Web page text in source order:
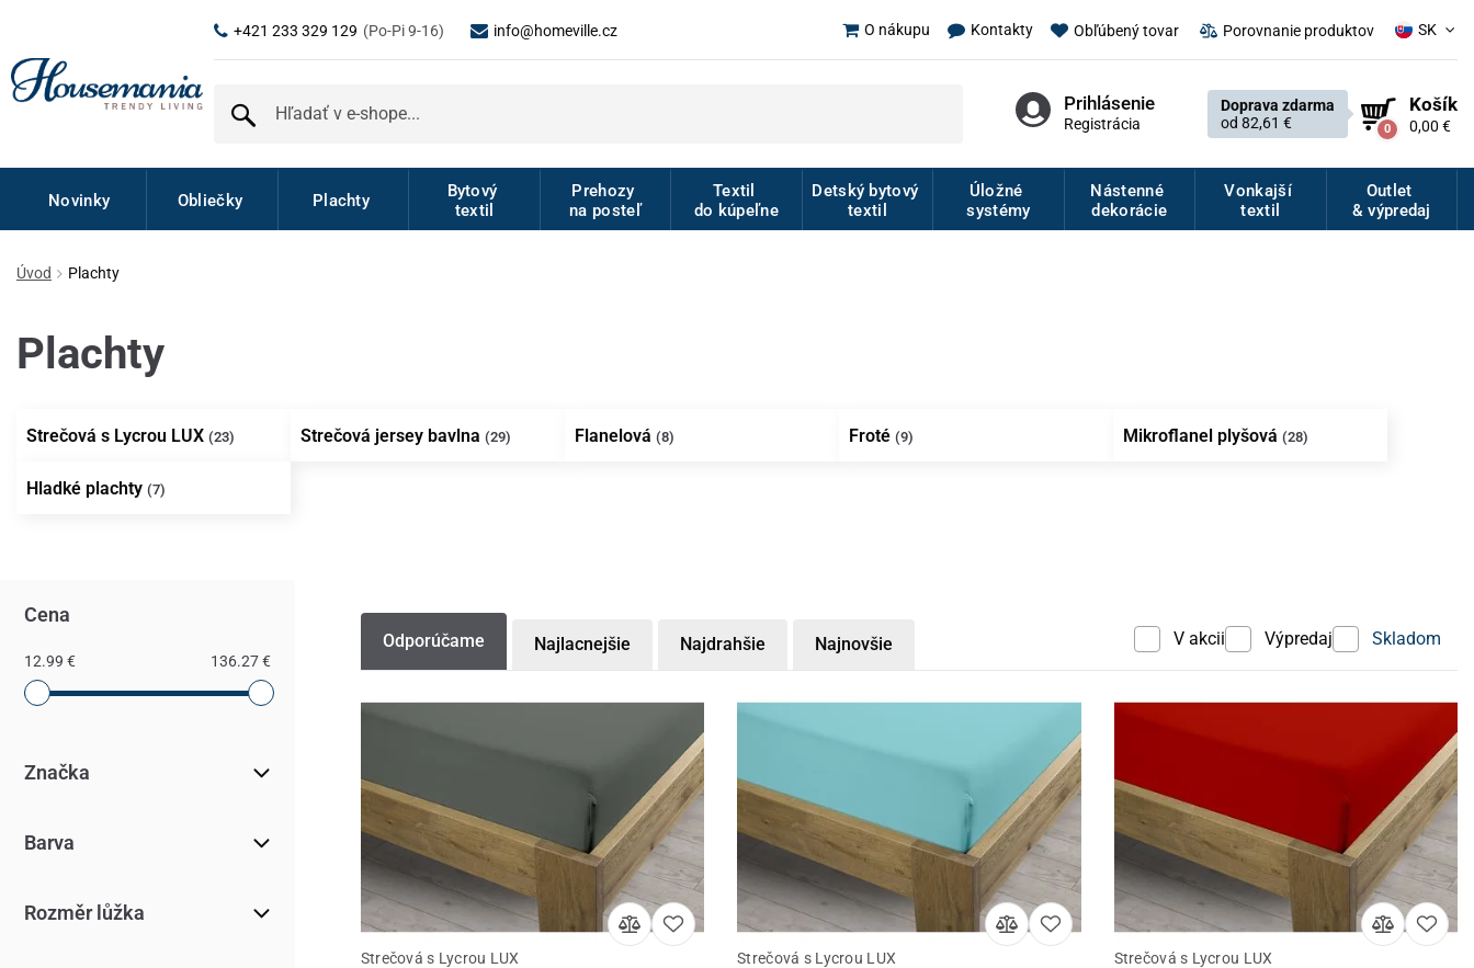
+421 233 329 129 (Po-Pi 9-16) info@homeville.cz O nákupu Kontakty Obľúbený tovar Porovnanie produktov SK
Prihlásenie
Registrácia
Doprava zdarma
od 82,61 €
0
Košík
0,00 €
Novinky Obliečky Plachty
Bytový
textil
Prehozy
na posteľ
Textil
do kúpeľne
Detský bytový
textil
Úložné
systémy
Nástenné
dekorácie
Vonkajší
textil
Outlet
& výpredaj
Úvod Plachty
Plachty
Strečová s Lycrou LUX (23) Strečová jersey bavlna (29) Flanelová (8) Froté (9) Mikroflanel plyšová (28)
Hladké plachty (7)
Cena
12.99 € 136.27 €
Značka
Barva
Rozměr lůžka
Odporúčame Najlacnejšie Najdrahšie Najnovšie V akcii Výpredaj Skladom
Strečová s Lycrou LUX Strečová s Lycrou LUX Strečová s Lycrou LUX